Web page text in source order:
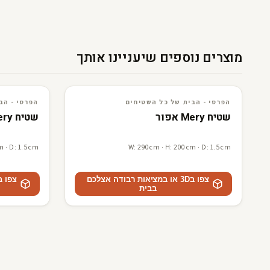
מוצרים נוספים שיעניינו אותך
3D · AR הפרסי - הבית של כל השטיחים
הפרסי - הבית של כל השטיחים
שטיח Mery אפור
W: 290cm · H: 200cm · D: 1.5cm
צפו ב3D או במציאות רבודה אצלכם
בבית
3D · AR הפרסי - הבית של כל השטיחים הפרסי -
שטיח Mery בז
· D: 1.5cm